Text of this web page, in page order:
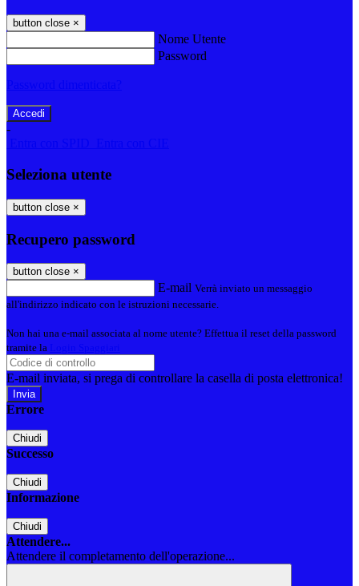
button close ×
Nome Utente
Password
-
Seleziona utente
button close ×
Recupero password
button close ×
E-mail Verrà inviato un messaggio
all'indirizzo indicato con le istruzioni necessarie.
Non hai una e-mail associata al nome utente? Effettua il reset della password
tramite la
E-mail inviata, si prega di controllare la casella di posta elettronica!
Errore
Chiudi
Successo
Chiudi
Informazione
Chiudi
Attendere...
Attendere il completamento dell'operazione...